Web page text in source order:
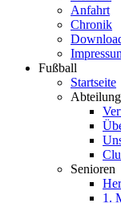
Anfahrt
Chronik
Fußball
Startseite
Senioren
1.